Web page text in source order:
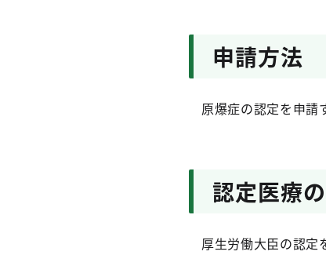
申請方法
原爆症の認定を申請
認定医療
厚生労働大臣の認定